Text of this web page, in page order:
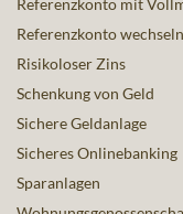
Referenzkonto mit
Referenzkonto wechseln
Risikoloser Zins
Schenkung von Geld
Sichere Geldanlage
Sicheres Onlinebanking
Sparanlagen